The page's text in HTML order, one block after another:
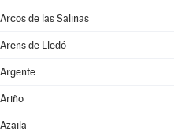
Arcos de las Salinas
Arens de Lledó
Argente
Ariño
Azaila